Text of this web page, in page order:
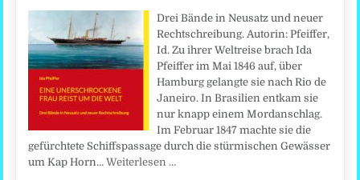
Drei Bände in Neusatz und neuer
Rechtschreibung. Autorin: Pfeiffer,
Id. Zu ihrer Weltreise brach Ida
Pfeiffer im Mai 1846 auf, über
Hamburg gelangte sie nach Rio de
Janeiro. In Brasilien entkam sie
nur knapp einem Mordanschlag.
Im Februar 1847 machte sie die
gefürchtete Schiffspassage durch die stürmischen Gewässer
um Kap Horn…Weiterlesen …